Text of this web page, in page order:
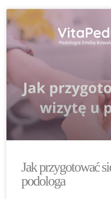
Jak przygotować
podologa